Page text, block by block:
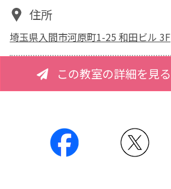
住所
埼玉県入間市河原町1-25 和田ビル 3F
この教室の詳細を見る